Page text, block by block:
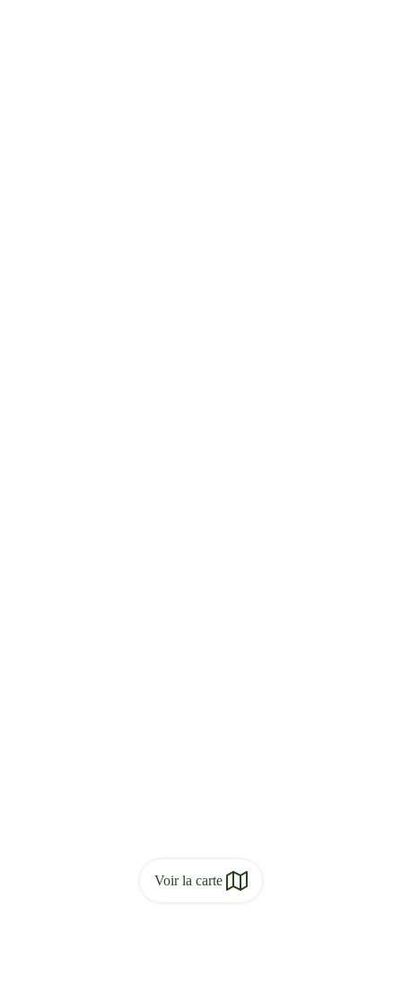
Voir la carte